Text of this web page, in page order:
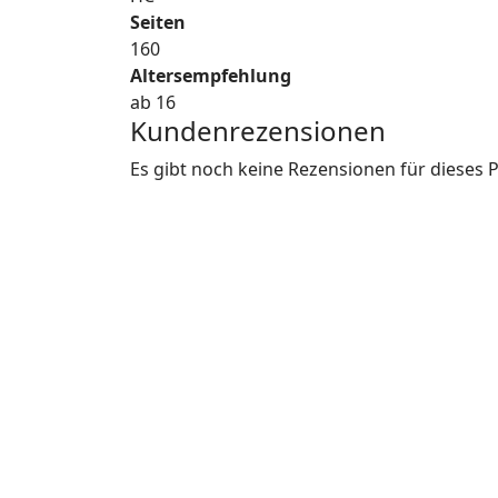
Seiten
160
Altersempfehlung
ab 16
Kundenrezensionen
Es gibt noch keine Rezensionen für dieses